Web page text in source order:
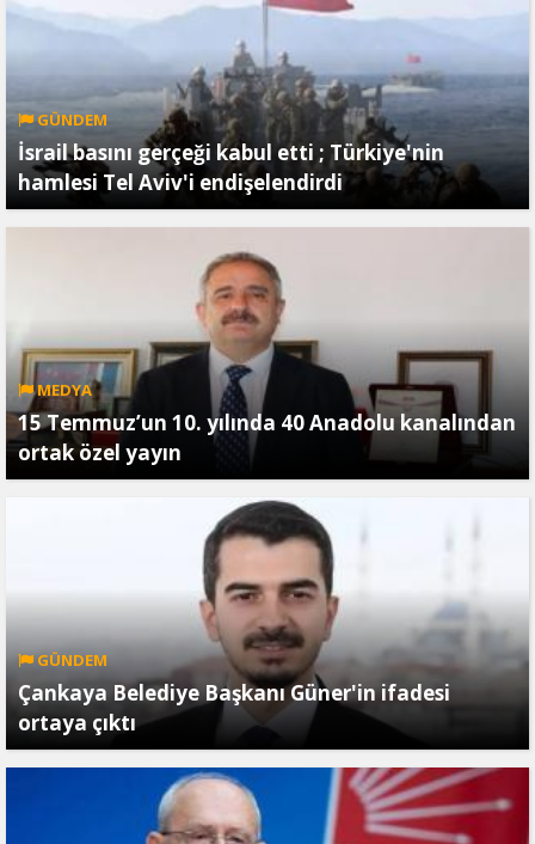
GÜNDEM
İsrail basını gerçeği kabul etti ; Türkiye'nin
hamlesi Tel Aviv'i endişelendirdi
MEDYA
15 Temmuz’un 10. yılında 40 Anadolu kanalından
ortak özel yayın
GÜNDEM
Çankaya Belediye Başkanı Güner'in ifadesi
ortaya çıktı